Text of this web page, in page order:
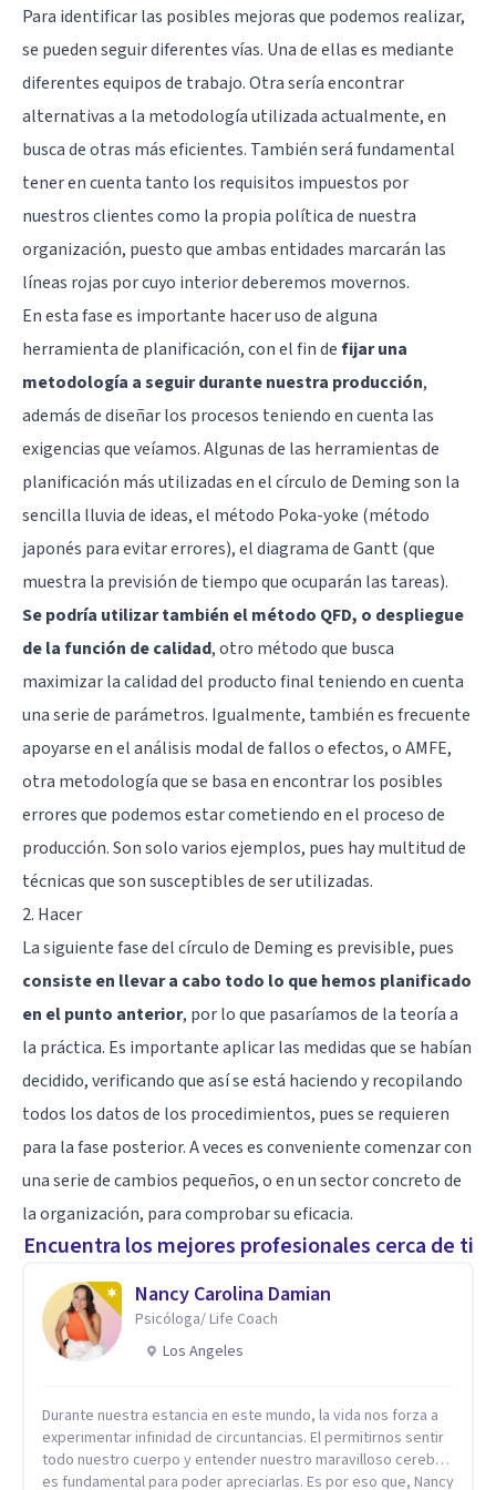
Para identificar las posibles mejoras que podemos realizar,
se pueden seguir diferentes vías. Una de ellas es mediante
diferentes equipos de trabajo. Otra sería encontrar
alternativas a la metodología utilizada actualmente, en
busca de otras más eficientes. También será fundamental
tener en cuenta tanto los requisitos impuestos por
nuestros clientes como la propia política de nuestra
organización, puesto que ambas entidades marcarán las
líneas rojas por cuyo interior deberemos movernos.
En esta fase es importante hacer uso de alguna
herramienta de planificación, con el fin defijar una
metodología a seguir durante nuestra producción,
además de diseñar los procesos teniendo en cuenta las
exigencias que veíamos. Algunas de las herramientas de
planificación más utilizadas en el círculo de Deming son la
sencilla lluvia de ideas, el método Poka-yoke (método
japonés para evitar errores), el diagrama de Gantt (que
muestra la previsión de tiempo que ocuparán las tareas).
Se podría utilizar también el método QFD, o despliegue
de la función de calidad, otro método que busca
maximizar la calidad del producto final teniendo en cuenta
una serie de parámetros. Igualmente, también es frecuente
apoyarse en el análisis modal de fallos o efectos, o AMFE,
otra metodología que se basa en encontrar los posibles
errores que podemos estar cometiendo en el proceso de
producción. Son solo varios ejemplos, pues hay multitud de
técnicas que son susceptibles de ser utilizadas.
2. Hacer
La siguiente fase del círculo de Deming es previsible, pues
consiste en llevar a cabo todo lo que hemos planificado
en el punto anterior, por lo que pasaríamos de la teoría a
la práctica. Es importante aplicar las medidas que se habían
decidido, verificando que así se está haciendo y recopilando
todos los datos de los procedimientos, pues se requieren
para la fase posterior. A veces es conveniente comenzar con
una serie de cambios pequeños, o en un sector concreto de
la organización, para comprobar su eficacia.
Encuentra los mejores profesionales cerca de ti
Nancy Carolina Damian
Psicóloga/ Life Coach
Los Angeles
Durante nuestra estancia en este mundo, la vida nos forza a
experimentar infinidad de circuntancias. El permitirnos sentir
todo nuestro cuerpo y entender nuestro maravilloso cerebro,
es fundamental para poder apreciarlas. Es por eso que, Nancy